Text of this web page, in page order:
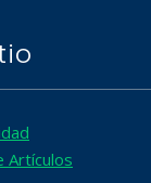
Artículos